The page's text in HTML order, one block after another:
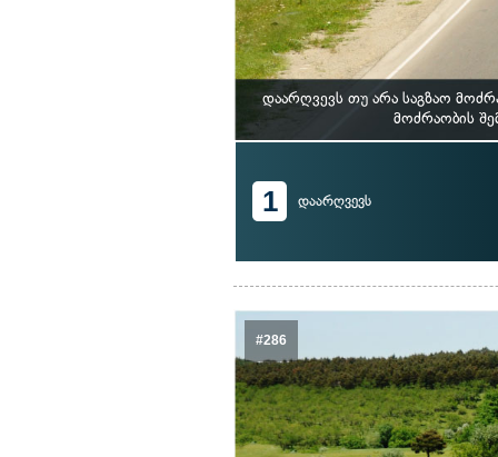
დაარღვევს თუ არა საგზაო
მოძრაობის
1 დაარღვევს
#286